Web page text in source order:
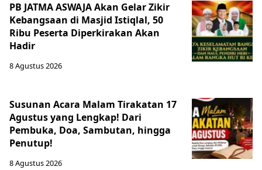
PB JATMA ASWAJA Akan Gelar Zikir
Kebangsaan di Masjid Istiqlal, 50
Ribu Peserta Diperkirakan Akan
Hadir
8 Agustus 2026
Susunan Acara Malam Tirakatan 17
Agustus yang Lengkap! Dari
Pembuka, Doa, Sambutan, hingga
Penutup!
8 Agustus 2026